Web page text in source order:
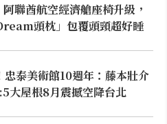
聯酋航空經濟艙座椅升級，
頭枕」包覆頭頸超好睡
忠泰美術館10週年：藤本壯介
大屋根8月震撼空降台北